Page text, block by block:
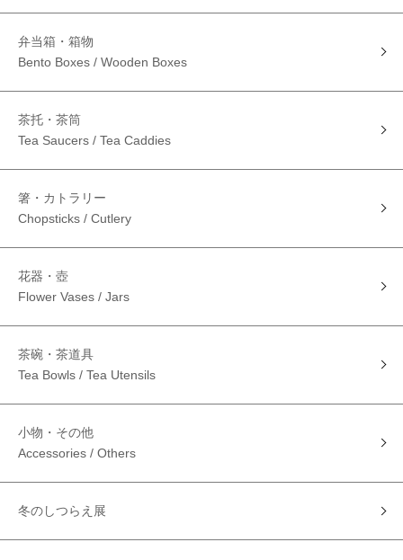
弁当箱・箱物
Bento Boxes / Wooden Boxes
茶托・茶筒
Tea Saucers / Tea Caddies
箸・カトラリー
Chopsticks / Cutlery
花器・壺
Flower Vases / Jars
茶碗・茶道具
Tea Bowls / Tea Utensils
小物・その他
Accessories / Others
冬のしつらえ展